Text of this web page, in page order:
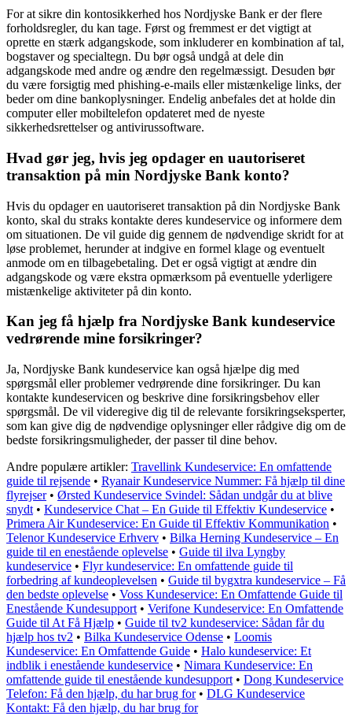
For at sikre din kontosikkerhed hos Nordjyske Bank er der flere
forholdsregler, du kan tage. Først og fremmest er det vigtigt at
oprette en stærk adgangskode, som inkluderer en kombination af tal,
bogstaver og specialtegn. Du bør også undgå at dele din
adgangskode med andre og ændre den regelmæssigt. Desuden bør
du være forsigtig med phishing-e-mails eller mistænkelige links, der
beder om dine bankoplysninger. Endelig anbefales det at holde din
computer eller mobiltelefon opdateret med de nyeste
sikkerhedsrettelser og antivirussoftware.
Hvad gør jeg, hvis jeg opdager en uautoriseret
transaktion på min Nordjyske Bank konto?
Hvis du opdager en uautoriseret transaktion på din Nordjyske Bank
konto, skal du straks kontakte deres kundeservice og informere dem
om situationen. De vil guide dig gennem de nødvendige skridt for at
løse problemet, herunder at indgive en formel klage og eventuelt
anmode om en tilbagebetaling. Det er også vigtigt at ændre din
adgangskode og være ekstra opmærksom på eventuelle yderligere
mistænkelige aktiviteter på din konto.
Kan jeg få hjælp fra Nordjyske Bank kundeservice
vedrørende mine forsikringer?
Ja, Nordjyske Bank kundeservice kan også hjælpe dig med
spørgsmål eller problemer vedrørende dine forsikringer. Du kan
kontakte kundeservicen og beskrive dine forsikringsbehov eller
spørgsmål. De vil videregive dig til de relevante forsikringseksperter,
som kan give dig de nødvendige oplysninger eller rådgive dig om de
bedste forsikringsmuligheder, der passer til dine behov.
Andre populære artikler: Travellink Kundeservice: En omfattende
guide til rejsende • Ryanair Kundeservice Nummer: Få hjælp til dine
flyrejser• Ørsted Kundeservice Svindel: Sådan undgår du at blive
snydt • Kundeservice Chat – En Guide til Effektiv Kundeservice •
Primera Air Kundeservice: En Guide til Effektiv Kommunikation •
Telenor Kundeservice Erhverv • Bilka Herning Kundeservice – En
guide til en enestående oplevelse • Guide til ilva Lyngby
kundeservice • Flyr kundeservice: En omfattende guide til
forbedring af kundeoplevelsen • Guide til bygxtra kundeservice – Få
den bedste oplevelse • Voss Kundeservice: En Omfattende Guide til
Enestående Kundesupport • Verifone Kundeservice: En Omfattende
Guide til At Få Hjælp • Guide til tv2 kundeservice: Sådan får du
hjælp hos tv2 • Bilka Kundeservice Odense • Loomis
Kundeservice: En Omfattende Guide • Halo kundeservice: Et
indblik i enestående kundeservice • Nimara Kundeservice: En
omfattende guide til enestående kundesupport • Dong Kundeservice
Telefon: Få den hjælp, du har brug for• DLG Kundeservice
Kontakt: Få den hjælp, du har brug for